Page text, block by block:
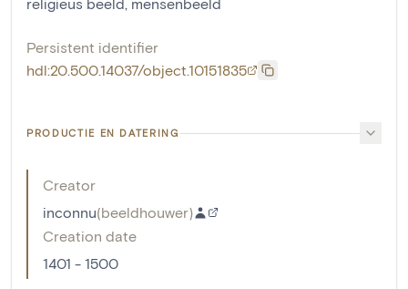
Persistent identifier
hdl:20.500.14037/object.10151835
PRODUCTIE EN DATERING
Creator
inconnu(beeldhouwer)
Creation date
1401 - 1500